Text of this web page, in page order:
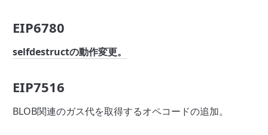
EIP6780
selfdestructの動作変更。
EIP7516
BLOB関連のガス代を取得するオペコードの追加。